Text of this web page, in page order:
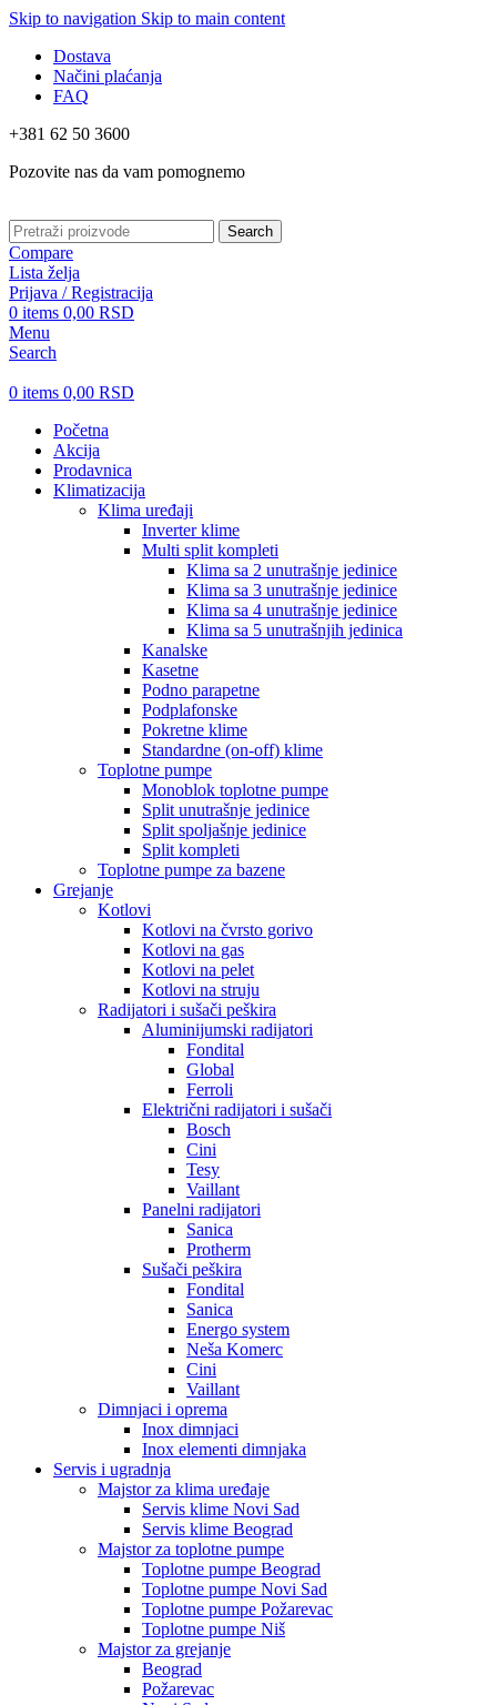
Skip to navigation Skip to main content
Dostava
Načini plaćanja
FAQ
+381 62 50 3600
Pozovite nas da vam pomognemo
Search
Compare
Lista želja
Prijava / Registracija
0 items 0,00 RSD
Menu
Search
0 items 0,00 RSD
Početna
Akcija
Prodavnica
Klimatizacija
Klima uređaji
Inverter klime
Multi split kompleti
Klima sa 2 unutrašnje jedinice
Klima sa 3 unutrašnje jedinice
Klima sa 4 unutrašnje jedinice
Klima sa 5 unutrašnjih jedinica
Kanalske
Kasetne
Podno parapetne
Podplafonske
Pokretne klime
Standardne (on-off) klime
Toplotne pumpe
Monoblok toplotne pumpe
Split unutrašnje jedinice
Split spoljašnje jedinice
Split kompleti
Toplotne pumpe za bazene
Grejanje
Kotlovi
Kotlovi na čvrsto gorivo
Kotlovi na gas
Kotlovi na pelet
Kotlovi na struju
Radijatori i sušači peškira
Aluminijumski radijatori
Fondital
Global
Ferroli
Električni radijatori i sušači
Bosch
Cini
Tesy
Vaillant
Panelni radijatori
Sanica
Protherm
Sušači peškira
Fondital
Sanica
Energo system
Neša Komerc
Cini
Vaillant
Dimnjaci i oprema
Inox dimnjaci
Inox elementi dimnjaka
Servis i ugradnja
Majstor za klima uređaje
Servis klime Novi Sad
Servis klime Beograd
Majstor za toplotne pumpe
Toplotne pumpe Beograd
Toplotne pumpe Novi Sad
Toplotne pumpe Požarevac
Toplotne pumpe Niš
Majstor za grejanje
Beograd
Požarevac